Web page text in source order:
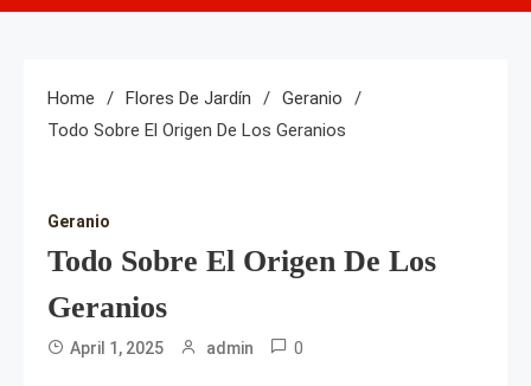
Home Flores De Jardín
Geranio
Todo Sobre El Origen De Los Geranios
Geranio
Todo Sobre El Origen De Los
Geranios
April 1, 2025 admin 0